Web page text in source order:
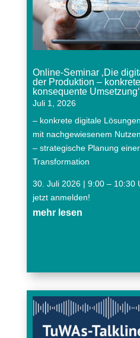
Online-Seminar ‚Die
der Produktion –
konsequente Umsetzung‘
Juli 1, 2026
– konkrete digitale
mit nachgewiesenem Nutzen
– strategische Planung
Transformation
30. Juli 2026 | 9:00 – 10:30
jetzt anmelden!
mehr lesen